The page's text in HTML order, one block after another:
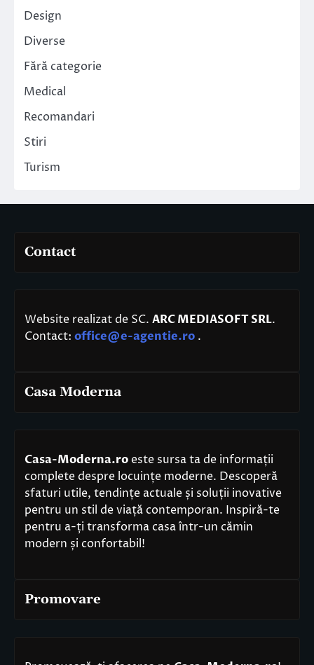
Design
Diverse
Fără categorie
Medical
Recomandari
Stiri
Turism
Contact
Website realizat de SC. ARC MEDIASOFT SRL.
Contact: office@e-agentie.ro .
Casa Moderna
Casa-Moderna.roeste sursa ta de informații
complete despre locuințe moderne. Descoperă
sfaturi utile, tendințe actuale și soluții inovative
pentru un stil de viață contemporan. Inspiră-te
pentru a-ți transforma casa într-un cămin
modern și confortabil!
Promovare